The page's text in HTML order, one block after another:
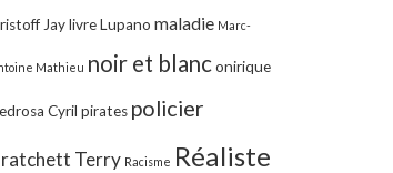
Jay livre Lupano maladie Marc-
Mathieu noir et blanc onirique
Cyril pirates policier
Terry Racisme Réaliste